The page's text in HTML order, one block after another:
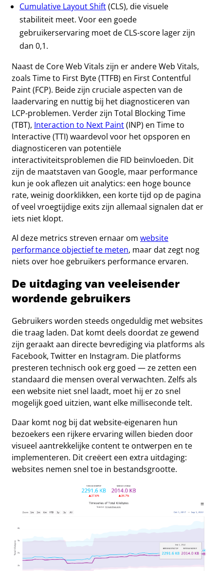
Cumulative Layout Shift(CLS), die visuele
stabiliteit meet. Voor een goede
gebruikerservaring moet de CLS-score lager zijn
dan 0,1.
Naast de Core Web Vitals zijn er andere Web Vitals,
zoals Time to First Byte (TTFB) en First Contentful
Paint (FCP). Beide zijn cruciale aspecten van de
laadervaring en nuttig bij het diagnosticeren van
LCP-problemen. Verder zijn Total Blocking Time
(TBT), Interaction to Next Paint(INP) en Time to
Interactive (TTI) waardevol voor het opsporen en
diagnosticeren van potentiële
interactiviteitsproblemen die FID beïnvloeden. Dit
zijn de maatstaven van Google, maar performance
kun je ook aflezen uit analytics: een hoge bounce
rate, weinig doorklikken, een korte tijd op de pagina
of veel vroegtijdige exits zijn allemaal signalen dat er
iets niet klopt.
Al deze metrics streven ernaar om website
performance objectief te meten, maar dat zegt nog
niets over hoe gebruikers performance ervaren.
De uitdaging van veeleisender
wordende gebruikers
Gebruikers worden steeds ongeduldig met websites
die traag laden. Dat komt deels doordat ze gewend
zijn geraakt aan directe bevrediging via platforms als
Facebook, Twitter en Instagram. Die platforms
presteren technisch ook erg goed — ze zetten een
standaard die mensen overal verwachten. Zelfs als
een website niet snel laadt, moet hij er zo snel
mogelijk goed uitzien, want elke milliseconde telt.
Daar komt nog bij dat website-eigenaren hun
bezoekers een rijkere ervaring willen bieden door
visueel aantrekkelijke content te ontwerpen en te
implementeren. Dit creëert een extra uitdaging:
websites nemen snel toe in bestandsgrootte.